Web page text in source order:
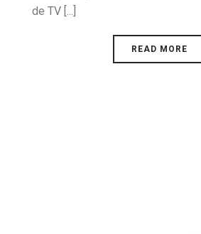
de TV [...]
READ MORE